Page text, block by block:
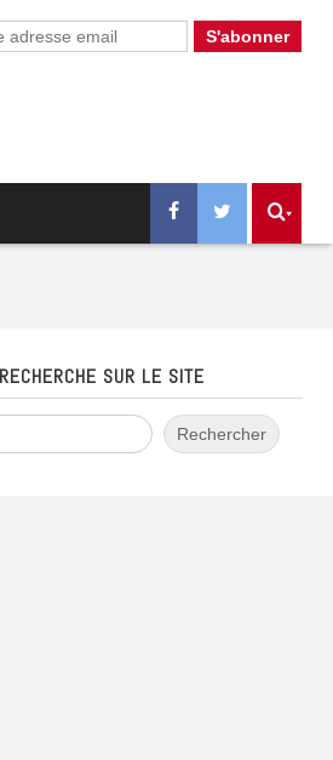
RECHERCHE SUR LE SITE